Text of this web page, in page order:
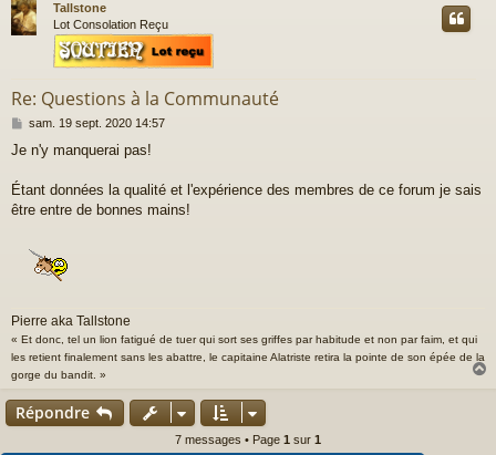
Tallstone
Lot Consolation Reçu
Re: Questions à la Communauté
M
s
a
g
sam. 19 sept. 2020 14:57
Je n'y manquerai pas!
Étant données la qualité et l'expérience des membres de ce forum je sais
être entre de bonnes mains!
Pierre aka Tallstone
« Et donc, tel un lion fatigué de tuer qui sort ses griffes par habitude et non par faim, et qui
les retient finalement sans les abattre, le capitaine Alatriste retira la pointe de son épée de la
gorge du bandit. »
Répondre
7 messages • Page 1 sur 1